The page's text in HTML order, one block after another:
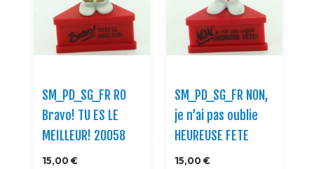
SM_PD_SG_FR RO
Bravo! TU ES LE
MEILLEUR! 20058
15,00 €
SM_PD_SG_FR NON,
je n’ai pas oublie
HEUREUSE FETE
15,00 €